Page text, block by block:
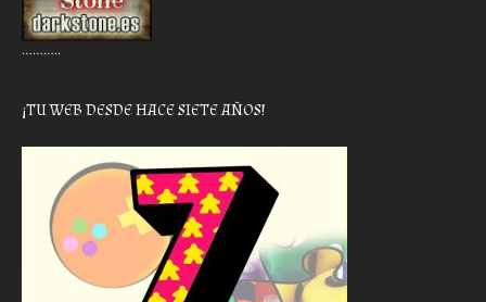
………..
¡TU WEB DESDE HACE SIETE AÑOS!